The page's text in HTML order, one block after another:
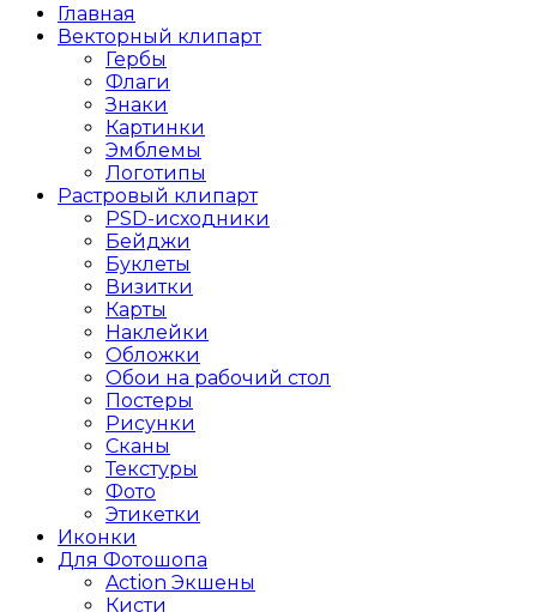
Главная
Векторный клипарт
Гербы
Флаги
Знаки
Картинки
Эмблемы
Логотипы
Растровый клипарт
PSD-исходники
Бейджи
Буклеты
Визитки
Карты
Наклейки
Обложки
Обои на рабочий стол
Постеры
Рисунки
Сканы
Текстуры
Фото
Этикетки
Иконки
Для Фотошопа
Action Экшены
Кисти